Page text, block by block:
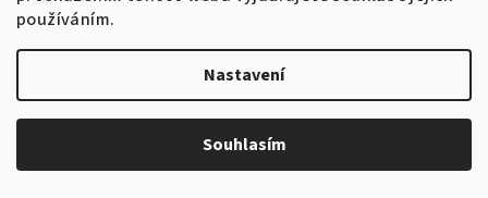
používáním.
Nastavení
Souhlasím